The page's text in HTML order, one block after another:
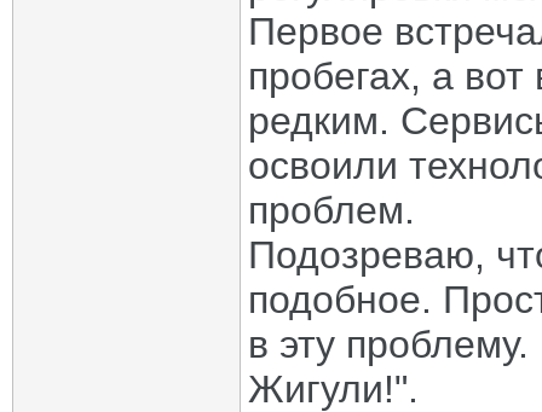
Первое
пробегах, а
редким.
освоили
проблем.
Подозреваю,
подобное.
в эту
Жигули!".